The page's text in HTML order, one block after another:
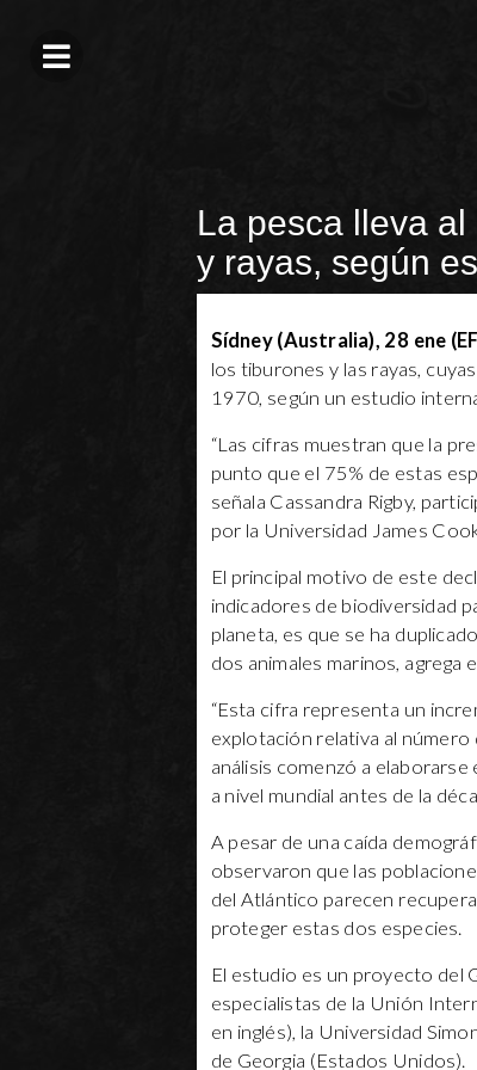
La pesca lleva
y rayas, según
Sídney (Australia), 28 ene
los tiburones y las rayas,
1970, según un estudio
“Las cifras muestran que la
punto que el 75% de estas
señala Cassandra Rigby,
por la Universidad James
El principal motivo de este
indicadores de biodiversidad
planeta, es que se ha
dos animales marinos, agrega
“Esta cifra representa un
explotación relativa al
análisis comenzó a
a nivel mundial antes de la
A pesar de una caída
observaron que las
del Atlántico parecen
proteger estas dos especies.
El estudio es un proyecto del
especialistas de la Unión
en inglés), la Universidad
de Georgia (Estados Unidos).